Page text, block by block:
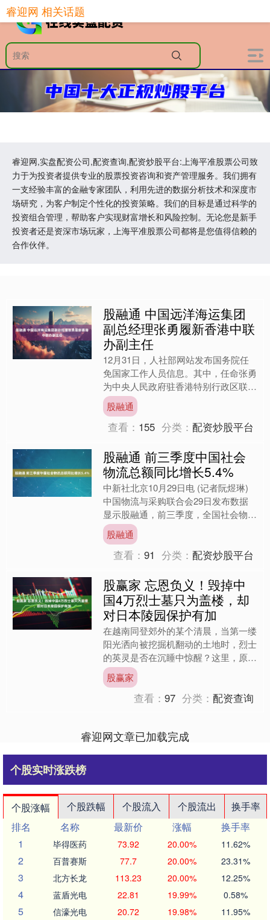
睿迎网,实盘配资公司,配资查询,配资炒股平台:上海平准股票公司致
力于为投资者提供专业的股票投资咨询和资产管理服务。我们拥有
一支经验丰富的金融专家团队，利用先进的数据分析技术和深度市
场研究，为客户制定个性化的投资策略。我们的目标是通过科学的
投资组合管理，帮助客户实现财富增长和风险控制。无论您是新手
投资者还是资深市场玩家，上海平准股票公司都将是您值得信赖的
合作伙伴。
睿迎网 相关话题
股融通 中国远洋海运集团
副总经理张勇履新香港中联
办副主任
12月31日，人社部网站发布国务院任
免国家工作人员信息。其中，任命张勇
为中央人民政府驻香港特别行政区联络
办公室副主任。 此前，张勇担任中国
远洋海运集团有限公司副....
股融通
查看： 155 分类：配资炒股平台
股融通 前三季度中国社会
物流总额同比增长5.4%
中新社北京10月29日电 (记者阮煜琳)
中国物流与采购联合会29日发布数据
显示股融通，前三季度，全国社会物流
总额263.2万亿元(人民币，下同)，按
可比价格计算....
股融通
查看：91 分类：配资炒股平台
股赢家 忘恩负义！毁掉中
国4万烈士墓只为盖楼，却
对日本陵园保护有加
在越南同登郊外的某个清晨，当第一缕
阳光洒向被挖掘机翻动的土地时，烈士
的英灵是否在沉睡中惊醒？这里，原本
是数万名中国援越英烈的长眠之地，是
抗美援越战火中用热血铸就....
股赢家
查看：97 分类：配资查询
睿迎网文章已加载完成
个股实时涨跌榜
个股涨幅 个股跌幅 个股流入 个股流出
换手率
排名
名称 最新价 涨幅
换手率
1
毕得医药 73.92 20.00% 11.62%
2 百普赛斯 77.7 20.00% 23.31%
3 北方长龙 113.23 20.00% 12.25%
4 蓝盾光电 22.81 19.99% 0.58%
5 信濠光电 20.72 19.98% 11.95%